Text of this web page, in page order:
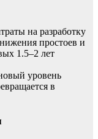
на разработку
простоев и
1.5–2 лет
уровень
в